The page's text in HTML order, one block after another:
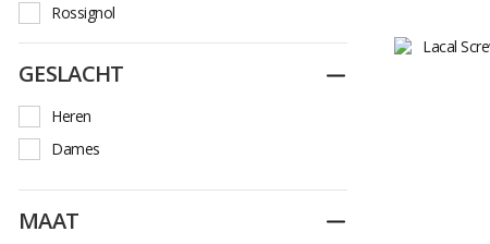
Rossignol
Salomon
Volkl
GESLACHT Dichtplooien
Heren
Dames
MAAT Dichtplooien